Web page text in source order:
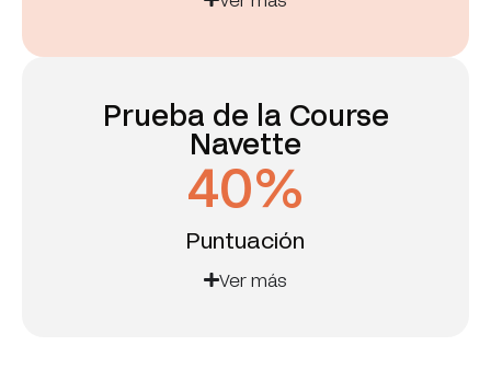
Prueba de la Course
Navette
Puntuación
40%
Ver más